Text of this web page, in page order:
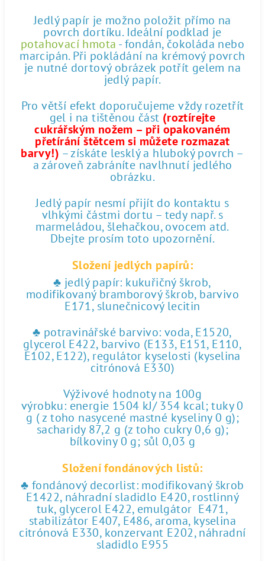
Jedlý papír je možno položit přímo na
povrch dortíku. Ideální podklad je
potahovací hmota - fondán, čokoláda nebo
marcipán. Při pokládání na krémový povrch
je nutné dortový obrázek potřít gelem na
jedlý papír.
Pro větší efekt doporučujeme vždy rozetřít
gel i na tištěnou část (roztírejte
cukrářským nožem – při opakovaném
přetírání štětcem si můžete rozmazat
barvy!) – získáte lesklý a hluboký povrch –
a zároveň zabráníte navlhnutí jedlého
obrázku.
Jedlý papír nesmí přijít do kontaktu s
vlhkými částmi dortu – tedy např. s
marmeládou, šlehačkou, ovocem atd.
Dbejte prosím toto upozornění.
Složení jedlých papírů:
♣ jedlý papír: kukuřičný škrob,
modifikovaný bramborový škrob, barvivo
E171, slunečnicový lecitin
♣ potravinářské barvivo: voda, E1520,
glycerol E422, barvivo (E133, E151, E110,
E102, E122), regulátor kyselosti (kyselina
citrónová E330)
Výživové hodnoty na 100g
výrobku: energie 1504 kJ/ 354 kcal; tuky 0
g ( z toho nasycené mastné kyseliny 0 g);
sacharidy 87,2 g (z toho cukry 0,6 g);
bílkoviny 0 g; sůl 0,03 g
Složení fondánových listů:
♣ fondánový decorlist: modifikovaný škrob
E1422, náhradní sladidlo E420, rostlinný
tuk, glycerol E422, emulgátor E471,
stabilizátor E407, E486, aroma, kyselina
citrónová E330, konzervant E202, náhradní
sladidlo E955